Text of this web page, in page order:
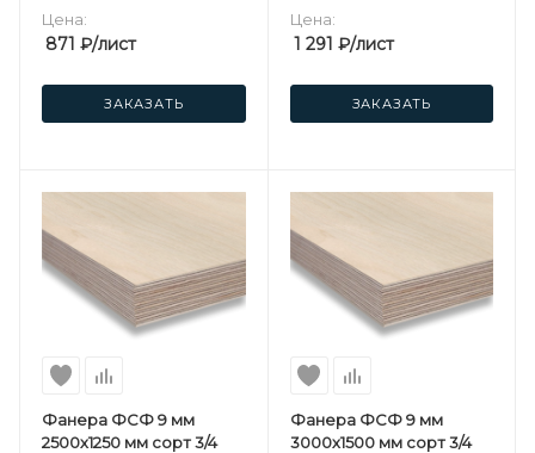
Цена:
871 ₽/лист
ЗАКАЗАТЬ
Цена:
1 291 ₽/лист
ЗАКАЗАТЬ
Фанера ФСФ 9 мм
2500х1250 мм сорт 3/4
Фанера ФСФ 9 мм
3000х1500 мм сорт 3/4